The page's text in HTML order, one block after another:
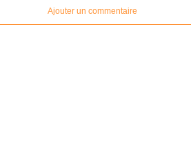
Ajouter un commentaire